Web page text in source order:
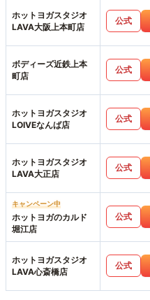
ホットヨガスタジオ
LAVA大阪上本町店
公式
ボディーズ近鉄上本
町店
公式
ホットヨガスタジオ
LOIVEなんば店
公式
ホットヨガスタジオ
LAVA大正店
公式
キャンペーン中
ホットヨガのカルド
堀江店
公式
ホットヨガスタジオ
LAVA心斎橋店
公式